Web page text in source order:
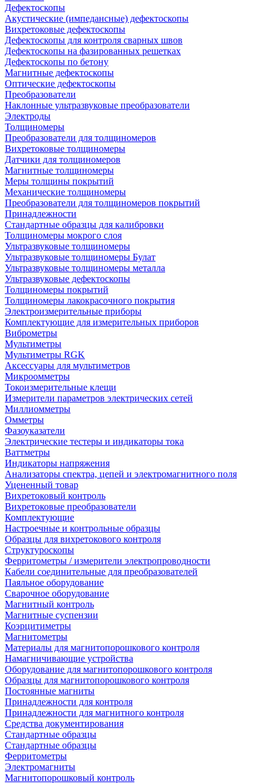
Дефектоскопы
Акустические (импедансные) дефектоскопы
Вихретоковые дефектоскопы
Дефектоскопы для контроля сварных швов
Дефектоскопы на фазированных решетках
Дефектоскопы по бетону
Магнитные дефектоскопы
Оптические дефектоскопы
Преобразователи
Наклонные ультразвуковые преобразователи
Электроды
Толщиномеры
Преобразователи для толщиномеров
Вихретоковые толщиномеры
Датчики для толщиномеров
Магнитные толщиномеры
Меры толщины покрытий
Механические толщиномеры
Преобразователи для толщиномеров покрытий
Принадлежности
Стандартные образцы для калибровки
Толщиномеры мокрого слоя
Ультразвуковые толщиномеры
Ультразвуковые толщиномеры Булат
Ультразвуковые толщиномеры металла
Ультразвуковые дефектоскопы
Толщиномеры покрытий
Толщиномеры лакокрасочного покрытия
Электроизмерительные приборы
Комплектующие для измерительных приборов
Виброметры
Мультиметры
Мультиметры RGK
Аксессуары для мультиметров
Микроомметры
Токоизмерительные клещи
Измерители параметров электрических сетей
Миллиомметры
Омметры
Фазоуказатели
Электрические тестеры и индикаторы тока
Ваттметры
Индикаторы напряжения
Анализаторы спектра, цепей и электромагнитного поля
Уцененный товар
Вихретоковый контроль
Вихретоковые преобразователи
Комплектующие
Настроечные и контрольные образцы
Образцы для вихретокового контроля
Структуроскопы
Ферритометры / измерители электропроводности
Кабели соединительные для преобразователей
Паяльное оборудование
Сварочное оборудование
Магнитный контроль
Магнитные суспензии
Коэрцитиметры
Магнитометры
Материалы для магнитопорошкового контроля
Намагничивающие устройства
Оборудование для магнитопорошкового контроля
Образцы для магнитопорошкового контроля
Постоянные магниты
Принадлежности для контроля
Принадлежности для магнитного контроля
Средства документирования
Стандартные образцы
Стандартные образцы
Ферритометры
Электромагниты
Магнитопорошковый контроль